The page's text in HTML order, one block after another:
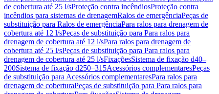
de cobertura até 25 l/sProteção contra incêndiosProteção contra
incêndios para sistemas de drenagemRalos de emergênciaPeças de
substituição para Ralos de emergênciaPara ralos para drenagem de
cobertura até 12 l/sPeças de substituição para Para ralos para
drenagem de cobertura até 12 l/sPara ralos para drenagem de
cobertura até 25 l/sPeças de substituição para Para ralos para
drenagem de cobertura até 25 l/sFixaçõesSistema de fixação d40–
200Sistema de fixação d250–315Acessórios complementaresPeças
de substituição para Acessórios complementaresPara ralos para
drenagem de coberturaPeças de substituição para Para ralos para